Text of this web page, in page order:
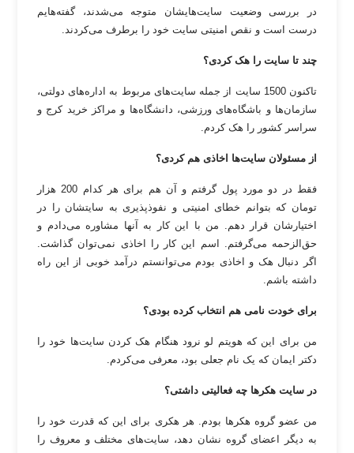
در بررسی وضعیت سایت‌هایشان متوجه می‌شدند، گفته‌هایم
درست است و نقص امنیتی سایت خود را برطرف می‌کردند.
چند تا سایت را هک کردی؟
تاکنون 1500 سایت از جمله سایت‌های مربوط به اداره‌های دولتی،
سازمان‌ها و باشگاه‌های ورزشی، دانشگاه‌ها و مراکز خرید کرج و
سراسر کشور را هک کردم.
از مسئولان سایت‌ها اخاذی هم کردی؟
فقط در دو مورد پول گرفتم و آن هم برای هر کدام 200 هزار
تومان که بتوانم خطای امنیتی و نفوذپذیری به سایتشان را در
اختیارشان قرار دهم. من با این کار به آنها مشاوره می‌دادم و
حق‌الزحمه می‌گرفتم. اسم این کار را اخاذی نمی‌توان گذاشت.
اگر دنبال هک و اخاذی بودم می‌توانستم درآمد خوبی از این راه
داشته باشم.
برای خودت نامی هم انتخاب کرده بودی؟
من برای این که هویتم لو نرود هنگام هک کردن سایت‌ها خود را
دکتر ایمان که یک نام جعلی بود، معرفی می‌کردم.
در سایت هکرها چه فعالیتی داشتی؟
من عضو گروه هکرها بودم. هر هکری برای این که قدرت خود را
به دیگر اعضای گروه نشان دهد، سایت‌های مختلف و معروف را